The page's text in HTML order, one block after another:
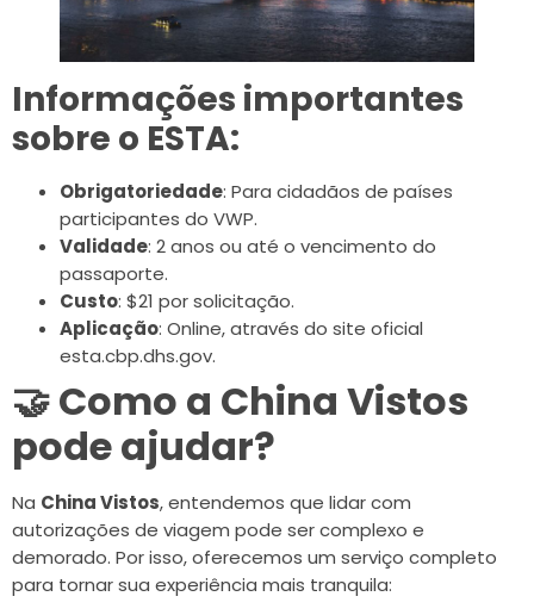
Informações importantes
sobre o ESTA:
Obrigatoriedade: Para cidadãos de países
participantes do VWP.
Validade: 2 anos ou até o vencimento do
passaporte.
Custo: $21 por solicitação.
Aplicação: Online, através do site oficial
esta.cbp.dhs.gov.
🤝 Como a China Vistos
pode ajudar?
Na China Vistos, entendemos que lidar com
autorizações de viagem pode ser complexo e
demorado. Por isso, oferecemos um serviço completo
para tornar sua experiência mais tranquila: